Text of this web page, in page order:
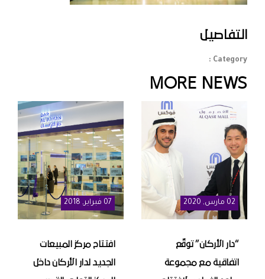
التفاصيل
Category :
MORE NEWS
02 مارس, 2020
“دار الأركان” توقّع
اتفاقية مع مجموعة
07 فبراير, 2018
افتتاح مركز المبيعات
الجديد لدار الأركان داخل